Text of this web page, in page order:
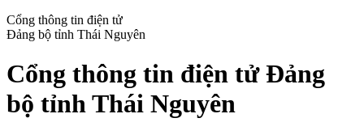
Cổng thông tin điện tử
Đảng bộ tỉnh Thái Nguyên
Cổng thông tin điện tử Đảng
bộ tỉnh Thái Nguyên